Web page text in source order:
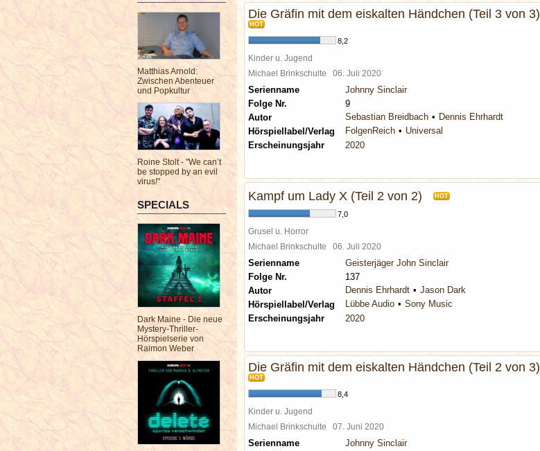
Matthias Arnold:
Zwischen Abenteuer
und Popkultur
Roine Stolt - "We can’t
be stopped by an evil
virus!"
SPECIALS
Dark Maine - Die neue
Mystery-Thriller-
Hörspielserie von
Raimon Weber
Die Gräfin mit dem eiskalten Händchen (Teil 3 von 3)
HOT
8,2
Kinder u. Jugend
Michael Brinkschulte 06. Juli 2020
Serienname
Johnny Sinclair
Folge Nr.
9
Autor
Sebastian Breidbach
Dennis Ehrhardt
Hörspiellabel/Verlag
FolgenReich
Universal
Erscheinungsjahr
2020
Kampf um Lady X (Teil 2 von 2) HOT
7,0
Grusel u. Horror
Michael Brinkschulte 06. Juli 2020
Serienname
Geisterjäger John Sinclair
Folge Nr.
137
Autor
Dennis Ehrhardt
Jason Dark
Hörspiellabel/Verlag
Lübbe Audio
Sony Music
Erscheinungsjahr
2020
Die Gräfin mit dem eiskalten Händchen (Teil 2 von 3)
HOT
8,4
Kinder u. Jugend
Michael Brinkschulte 07. Juni 2020
Serienname
Johnny Sinclair